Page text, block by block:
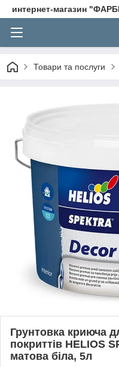
интернет-магазин
Товари та послуги
Грунтовка криюча
покриттів HELIOS
матова біла, 5л